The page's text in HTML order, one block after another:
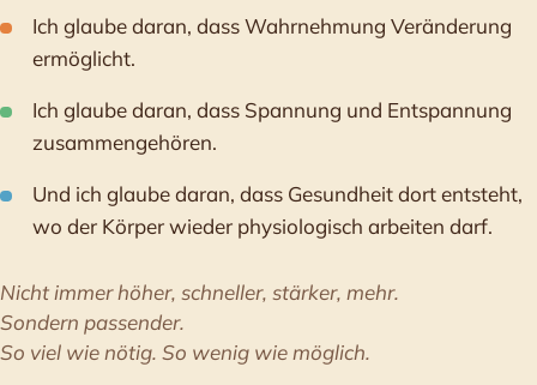
Ich glaube daran, dass Wahrnehmung Veränderung
ermöglicht.
Ich glaube daran, dass Spannung und Entspannung
zusammengehören.
Und ich glaube daran, dass Gesundheit dort entsteht,
wo der Körper wieder physiologisch arbeiten darf.
Nicht immer höher, schneller, stärker, mehr.
Sondern passender.
So viel wie nötig. So wenig wie möglich.